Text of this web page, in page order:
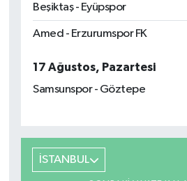
Beşiktaş - Eyüpspor
Amed - Erzurumspor FK
17 Ağustos, Pazartesi
Samsunspor - Göztepe
İSTANBUL